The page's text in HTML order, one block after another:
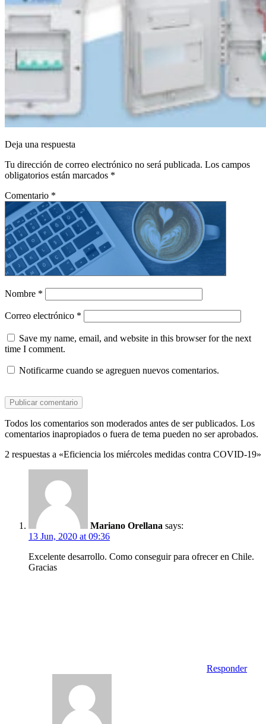
Deja una respuesta
Tu dirección de correo electrónico no será publicada. Los campos
obligatorios están marcados *
Comentario *
Nombre *
Correo electrónico *
Save my name, email, and website in this browser for the next
time I comment.
Notificarme cuando se agreguen nuevos comentarios.
Todos los comentarios son moderados antes de ser publicados. Los
comentarios inapropiados o fuera de tema pueden no ser aprobados.
2 respuestas a «Eficiencia los miércoles medidas contra COVID-19»
Mariano Orellana says:
13 Jun, 2020 at 09:36
Excelente desarrollo. Como conseguir para ofrecer en Chile.
Gracias
Responder